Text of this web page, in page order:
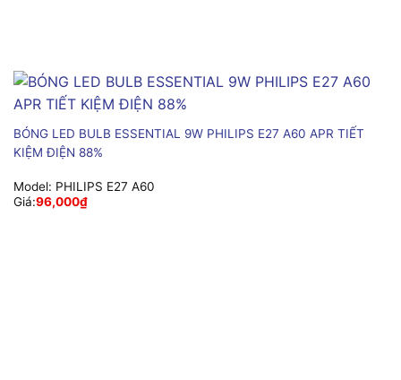
BÓNG LED BULB ESSENTIAL 9W PHILIPS E27 A60 APR TIẾT
KIỆM ĐIỆN 88%
Model: PHILIPS E27 A60
Giá:96,000₫